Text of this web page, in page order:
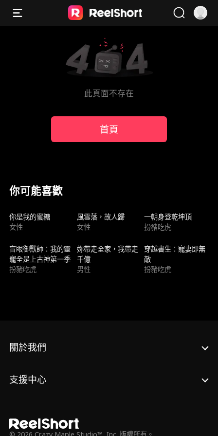
此頁面不存在
首頁
你可能喜歡
新上架
你是我的蜜糖
女性
新上架
風雪落，故人歸
女性
新上架
一朝身登乾坤頂
扮豬吃虎
新上架
盲眼御獸師：我的靈
寵全是上古神第一季
扮豬吃虎
新上架
妳帶走全家，我帶走
千億
男性
熱門趨勢
穿越書生：寵妻即無
敵
扮豬吃虎
關於我們
支援中心